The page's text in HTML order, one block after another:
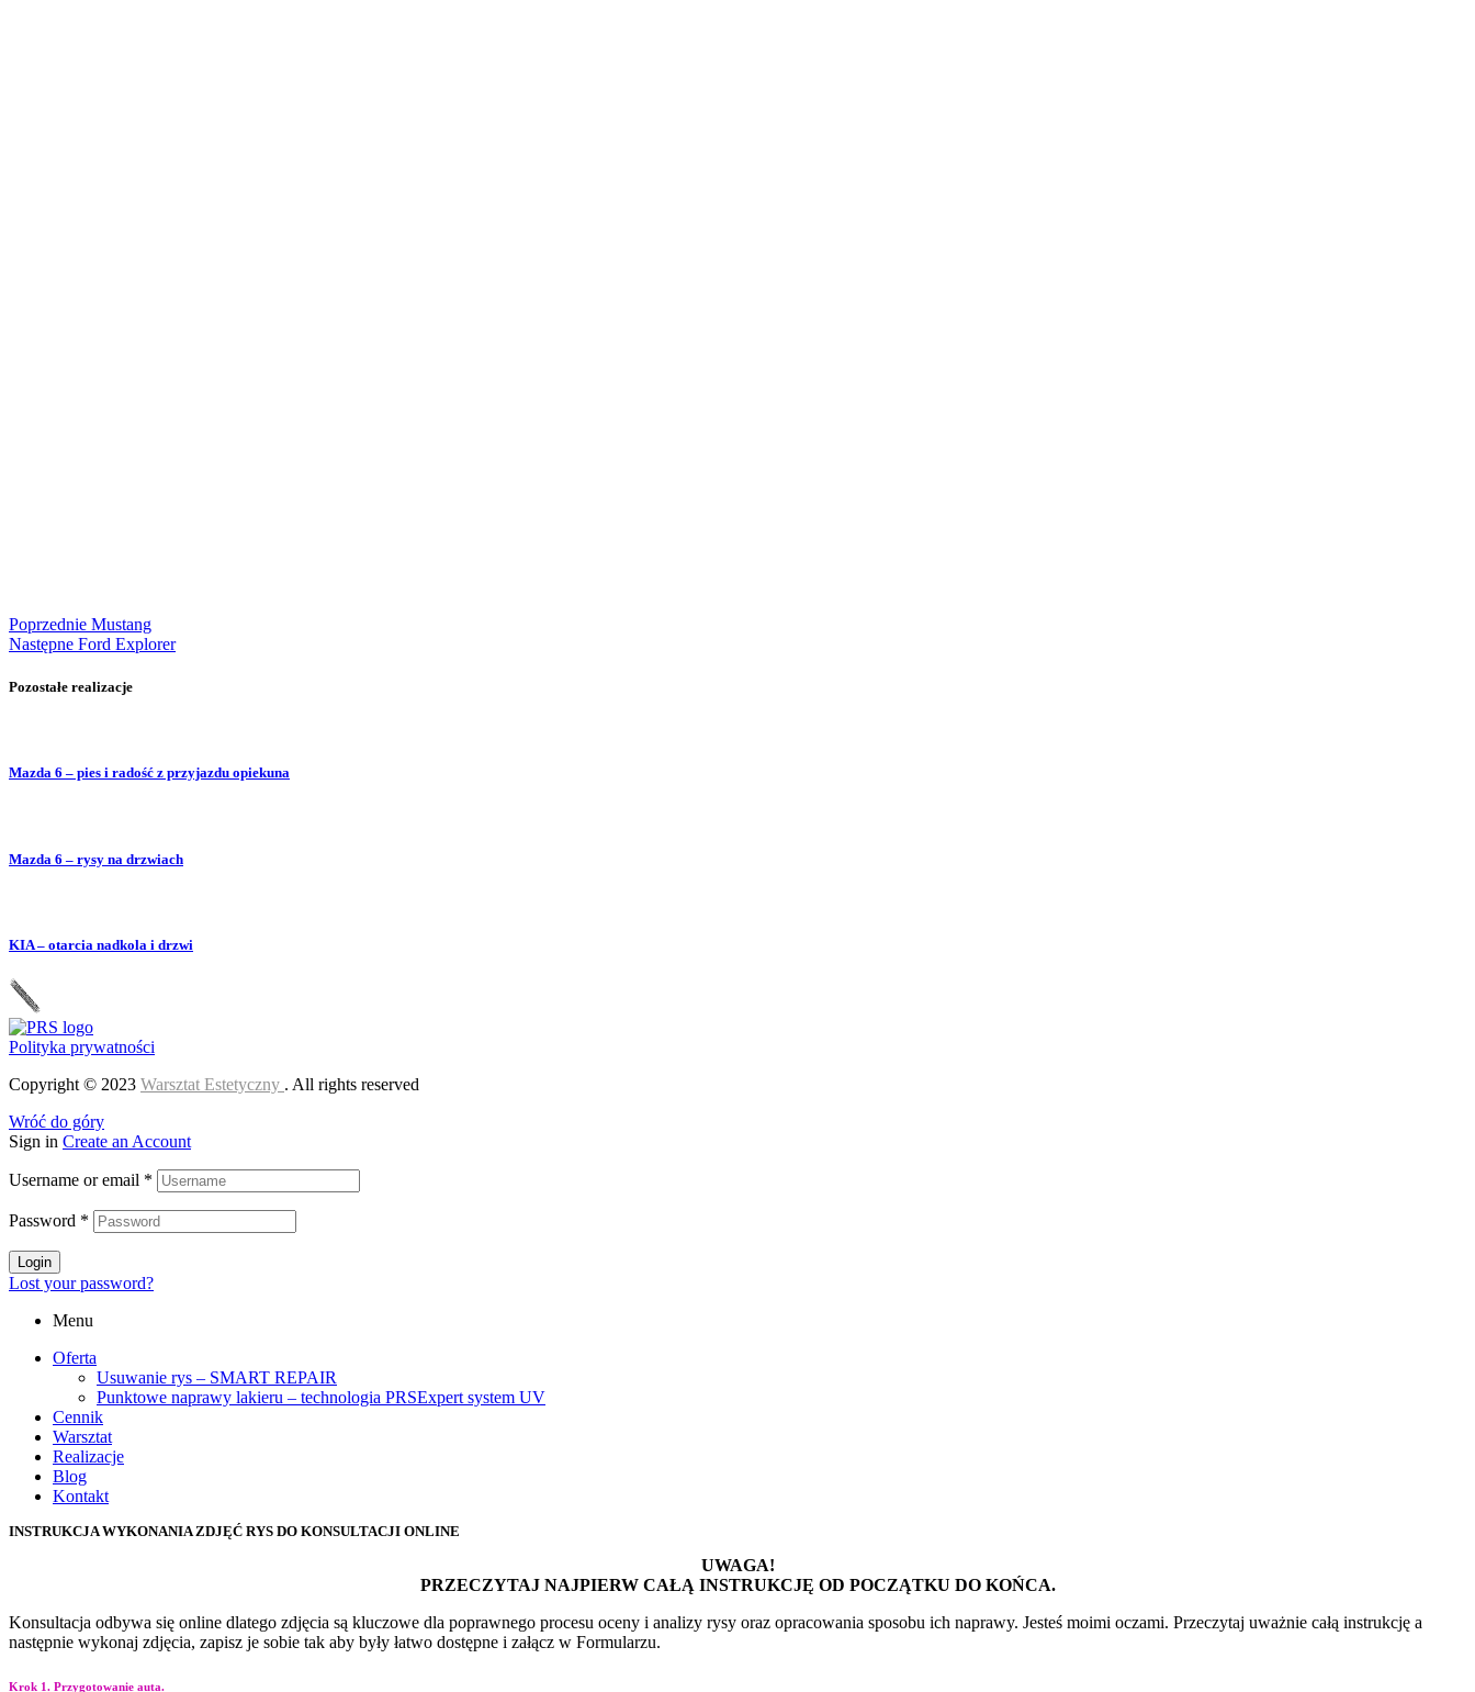
Poprzednie Mustang
Następne Ford Explorer
Pozostałe realizacje
Mazda 6 – pies i radość z przyjazdu opiekuna
Mazda 6 – rysy na drzwiach
KIA – otarcia nadkola i drzwi
Polityka prywatności
Copyright © 2023 Warsztat Estetyczny . All rights reserved
Wróć do góry
Sign in Create an Account
Username or email *
Password *
Login
Lost your password?
Menu
Oferta
Usuwanie rys – SMART REPAIR
Punktowe naprawy lakieru – technologia PRSExpert system UV
Cennik
Warsztat
Realizacje
Blog
Kontakt
INSTRUKCJA WYKONANIA ZDJĘĆ RYS DO KONSULTACJI ONLINE
UWAGA!
PRZECZYTAJ NAJPIERW CAŁĄ INSTRUKCJĘ OD POCZĄTKU DO KOŃCA.
Konsultacja odbywa się online dlatego zdjęcia są kluczowe dla poprawnego procesu oceny i analizy rysy oraz opracowania sposobu ich naprawy. Jesteś moimi oczami. Przeczytaj uważnie całą instrukcję a
następnie wykonaj zdjęcia, zapisz je sobie tak aby były łatwo dostępne i załącz w Formularzu.
Krok 1. Przygotowanie auta.